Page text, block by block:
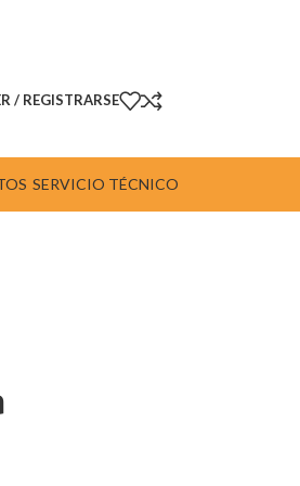
/ REGISTRARSE
SERVICIO TÉCNICO